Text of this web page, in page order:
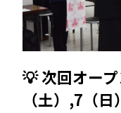
💡 次回オー
（土）,7（